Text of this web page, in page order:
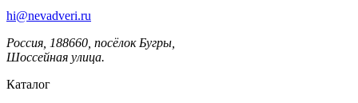
hi@nevadveri.ru
Россия, 188660, посёлок Бугры,
Шоссейная улица.
Каталог